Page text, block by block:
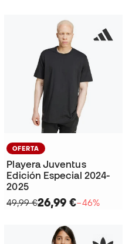
OFERTA
Playera Juventus
Edición Especial 2024-
2025
49,99 €26,99 €−46%